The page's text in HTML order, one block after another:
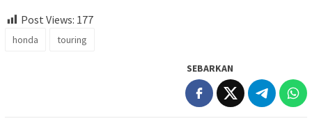
Post Views: 177
honda touring
SEBARKAN